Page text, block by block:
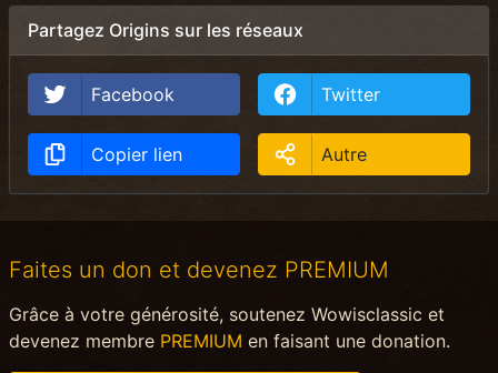
Partagez Origins sur les réseaux
Facebook Twitter
Copier lien Autre
Faites un don et devenez PREMIUM
Grâce à votre générosité, soutenez Wowisclassic et
devenez membre PREMIUM en faisant une donation.